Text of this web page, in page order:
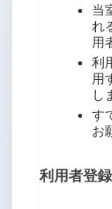
当
れ
用
利
用
し
す
お
利用者登